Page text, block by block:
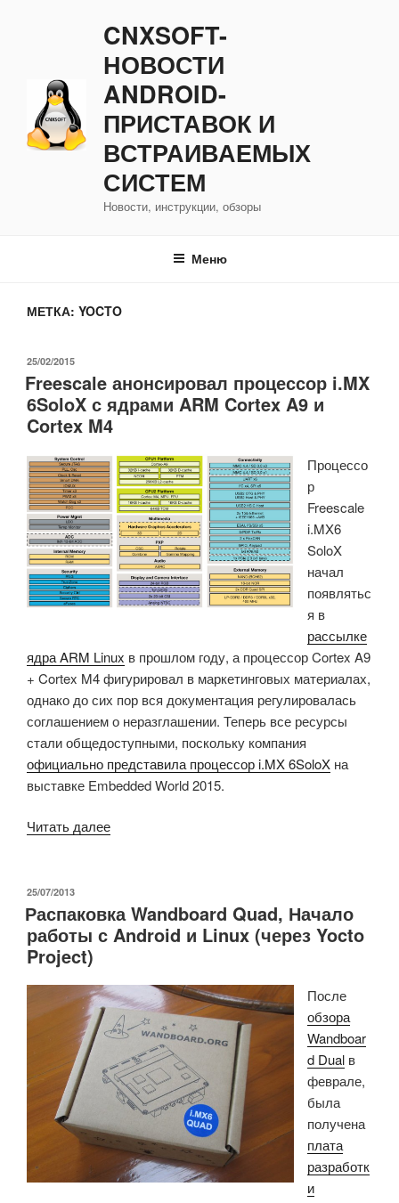
CNXSOFT-
НОВОСТИ
ANDROID-
ПРИСТАВОК И
ВСТРАИВАЕМЫХ
СИСТЕМ
Новости, инструкции, обзоры
Меню
МЕТКА: YOCTO
ОПУБЛИКОВАНО
25/02/2015
Freescale анонсировал процессор i.MX
6SoloX с ядрами ARM Cortex A9 и
Cortex M4
Процессо
р
Freescale
i.MX6
SoloX
начал
появлятьс
я в
рассылке
ядра ARM Linux в прошлом году, а процессор Cortex A9
+ Cortex M4 фигурировал в маркетинговых материалах,
однако до сих пор вся документация регулировалась
соглашением о неразглашении. Теперь все ресурсы
стали общедоступными, поскольку компания
официально представила процессор i.MX 6SoloX на
выставке Embedded World 2015.
Читать далее«Freescale
6SoloX
с
Cortex
A9
и
Cortex
M4»
ОПУБЛИКОВАНО
25/07/2013
Распаковка Wandboard Quad, Начало
работы с Android и Linux (через Yocto
Project)
После
обзора
Wandboar
d Dual в
феврале,
была
получена
плата
разработк
и